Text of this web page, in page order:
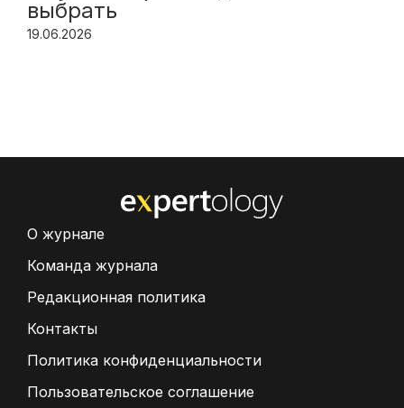
выбрать
19.06.2026
О журнале
Команда журнала
Редакционная политика
Контакты
Политика конфиденциальности
Пользовательское соглашение